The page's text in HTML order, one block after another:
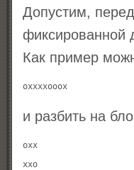
Допустим,
фиксированной
Как пример
и разбить на
oxx
xxo